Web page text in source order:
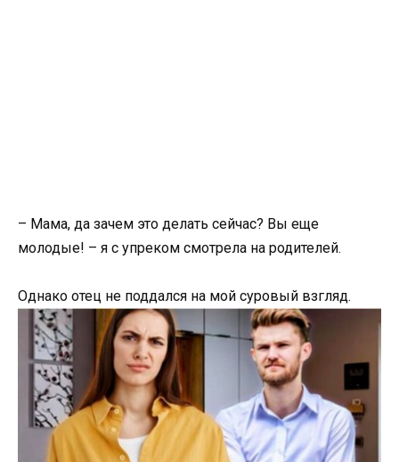
– Мама, да зачем это делать сейчас? Вы еще
молодые! – я с упреком смотрела на родителей.
Однако отец не поддался на мой суровый взгляд.